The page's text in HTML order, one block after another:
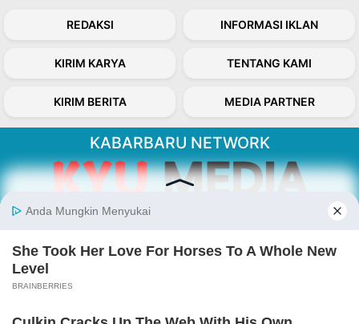
REDAKSI INFORMASI IKLAN
KIRIM KARYA TENTANG KAMI
KIRIM BERITA MEDIA PARTNER
KABARBARU NETWORK